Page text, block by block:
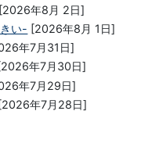
[2026年8月 2日]
い- [2026年8月 1日]
年7月31日]
年7月30日]
年7月29日]
[2026年7月28日]